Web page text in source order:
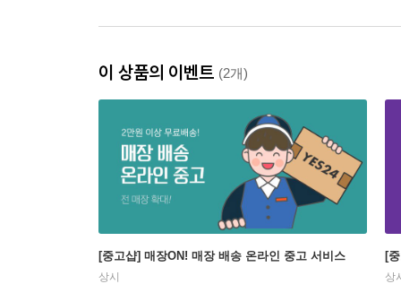
이 상품의 이벤트 (2개)
[중고샵] 매장ON! 매장 배송 온라인 중고 서비스
상시
[
상